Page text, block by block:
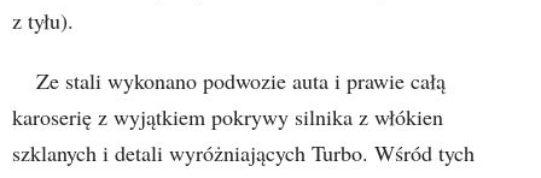
z tyłu).
Ze stali wykonano podwozie auta i prawie całą
karoserię z wyjątkiem pokrywy silnika z włókien
szklanych i detali wyróżniających Turbo. Wśród tych